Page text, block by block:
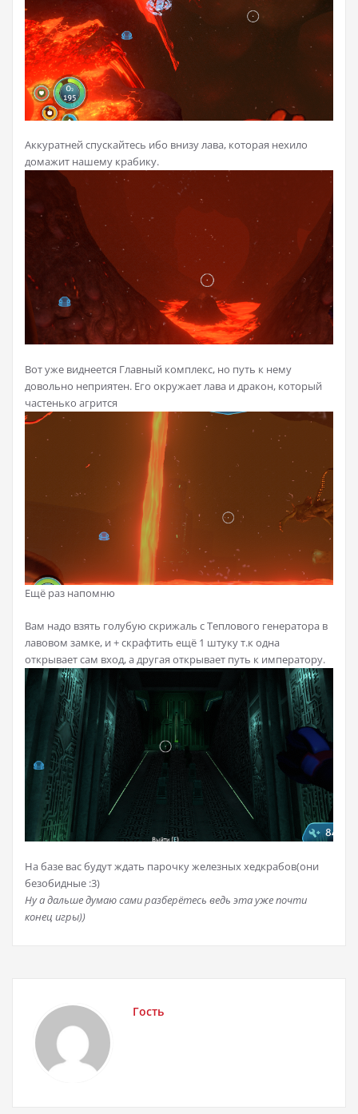
Аккуратней спускайтесь ибо внизу лава, которая нехило
домажит нашему крабику.
Вот уже виднеется Главный комплекс, но путь к нему
довольно неприятен. Его окружает лава и дракон, который
частенько агрится
Ещё раз напомню
Вам надо взять голубую скрижаль с Теплового генератора в
лавовом замке, и + скрафтить ещё 1 штуку т.к одна
открывает сам вход, а другая открывает путь к императору.
На базе вас будут ждать парочку железных хедкрабов(они
безобидные :3)
Ну а дальше думаю сами разберётесь ведь эта уже почти
конец игры))
Гость